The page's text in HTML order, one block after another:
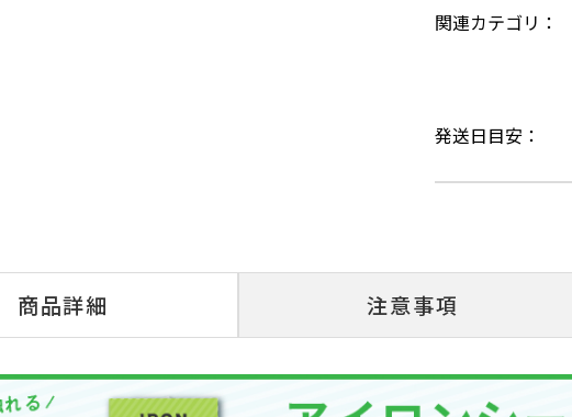
関連カテゴリ：
発送日目安：
商品詳細 注意事項